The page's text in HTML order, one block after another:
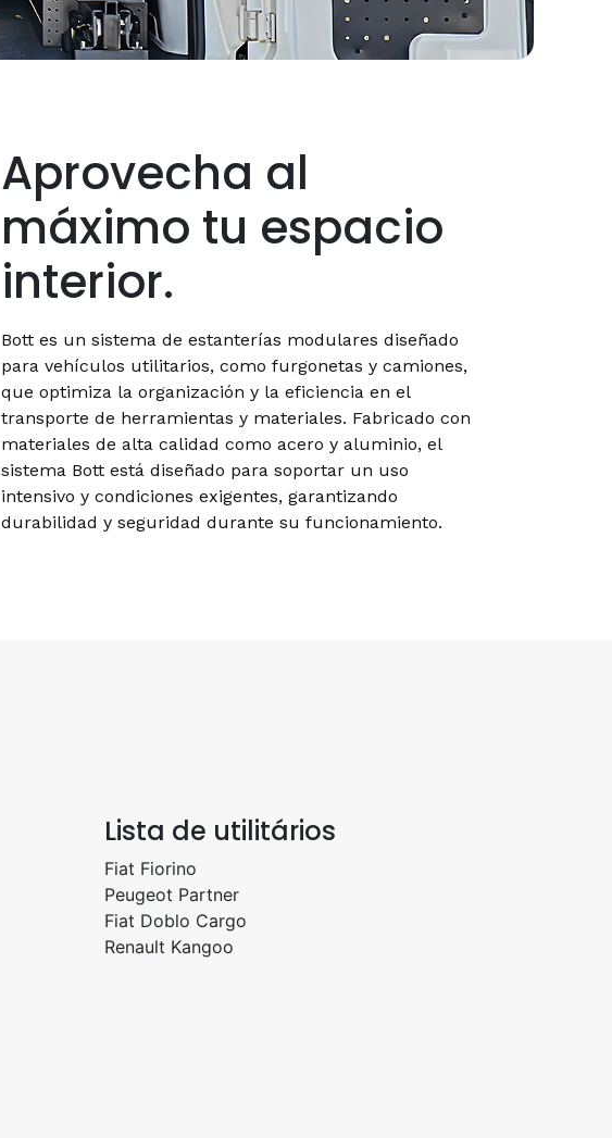
Aprovecha al
máximo tu espacio
interior.
Bott es un sistema de estanterías modulares diseñado
para vehículos utilitarios, como furgonetas y camiones,
que optimiza la organización y la eficiencia en el
transporte de herramientas y materiales. Fabricado con
materiales de alta calidad como acero y aluminio, el
sistema Bott está diseñado para soportar un uso
intensivo y condiciones exigentes, garantizando
durabilidad y seguridad durante su funcionamiento.
Lista de utilitários
Fiat Fiorino
Peugeot Partner
Fiat Doblo Cargo
Renault Kangoo